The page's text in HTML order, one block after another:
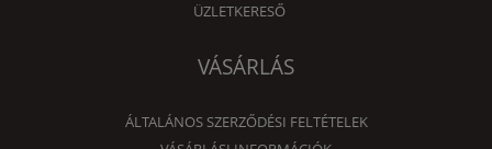
ÜZLETKERESŐ
VÁSÁRLÁS
ÁLTALÁNOS SZERZŐDÉSI FELTÉTELEK